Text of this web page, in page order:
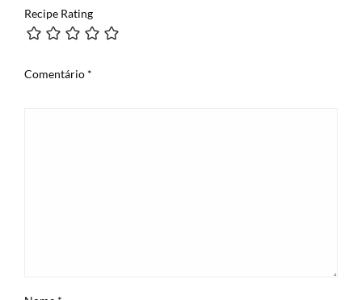
Recipe Rating
Comentário *